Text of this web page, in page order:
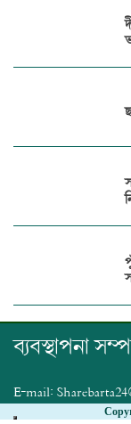
ব্যবস্থাপনা
E-mail: